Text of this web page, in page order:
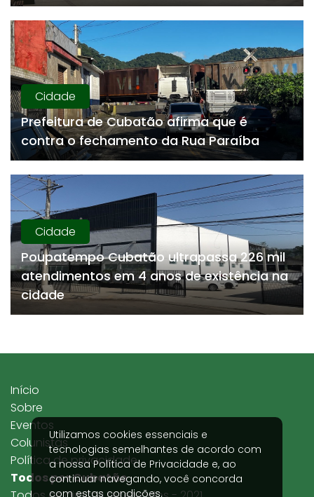
Cidade
Prefeitura de Cubatão afirma que é
contra o fechamento da Rua Paraíba
Cidade
Poupatempo Cubatão ultrapassa 226 mil
atendimentos em 4 anos de existência na
cidade
Utilizamos cookies essenciais e
tecnologias semelhantes de acordo com
a nossaPolítica de Privacidade e, ao
continuar navegando, você concorda
com estas condições.
Todos por Cubatão
Início
Sobre
Eventos
Colunistas
Política de privacidade